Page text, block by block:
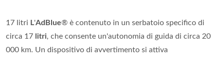
17 litri L'AdBlue® è contenuto in un serbatoio specifico di
circa 17 litri, che consente un'autonomia di guida di circa 20
000 km. Un dispositivo di avvertimento si attiva